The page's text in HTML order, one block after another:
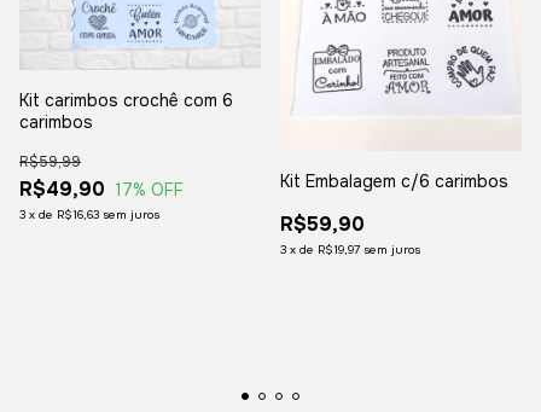
Kit carimbos crochê com 6
carimbos
R$49,90
R$59,99
17% OFF
3 x de R$16,63 sem juros
Kit Embalagem c/6 carimbos
R$59,90
3 x de R$19,97 sem juros